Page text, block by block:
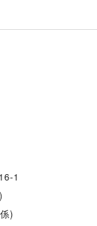
1
)